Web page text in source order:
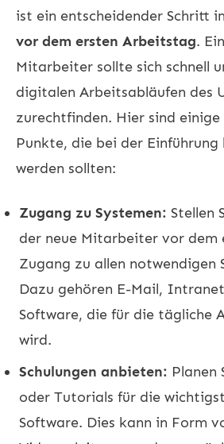
ist ein entscheidender Schritt
vor dem ersten Arbeitstag.
Mitarbeiter sollte sich schnell
digitalen Arbeitsabläufen des
zurechtfinden. Hier sind einige
Punkte, die bei der
werden sollten:
Zugang zu Systemen: Stellen
der neue Mitarbeiter vor dem
Zugang zu allen notwendigen
Dazu gehören E-Mail,
Software, die für die tägliche
wird.
Schulungen anbieten: Planen
oder Tutorials für die
Software. Dies kann in Form